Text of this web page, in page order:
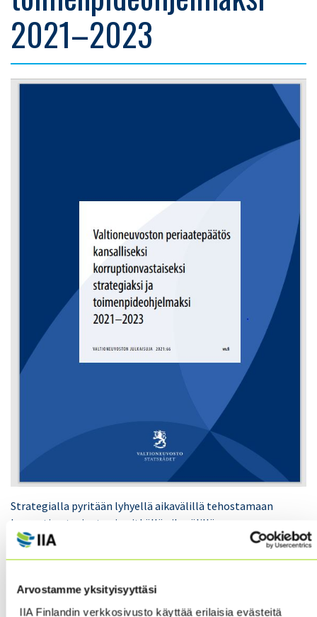
Arvostamme yksityisyyttäsi
IIA Finlandin verkkosivusto käyttää erilaisia evästeitä
2021–2023
Strategialla pyritään lyhyellä aikavälillä tehostamaan
korruption torjuntaa ja pitkällä aikavälillä
rakentamaan yhteiskuntaa, jossa korruptiolla ei ole
menestymisen mahdollisuuksia.
Toimenpideohjelman toimeenpano tapahtuu vuosina
2021–2023.Lisätietoa asiasta löydät täältä.